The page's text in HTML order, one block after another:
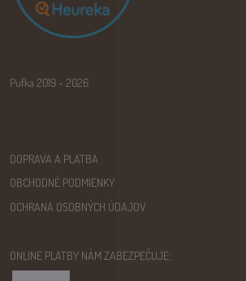
Pufka 2019 - 2026
DOPRAVA A PLATBA
OBCHODNÉ PODMIENKY
OCHRANA OSOBNÝCH ÚDAJOV
ONLINE PLATBY NÁM ZABEZPEČUJE: